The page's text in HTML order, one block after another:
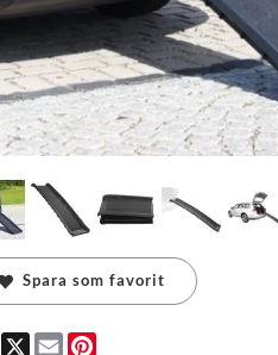
Spara som favorit
Facebook
X Email